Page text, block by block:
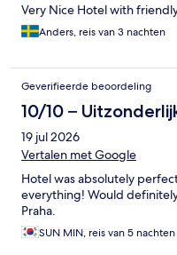
Very Nice Hotel with
Anders, reis van 3 nachten
Geverifieerde beoordeling
10/10 –
19 jul 2026
Vertalen met Google
Hotel was absolutely
everything! Would
Praha.
SUN MIN, reis van 5 nachten